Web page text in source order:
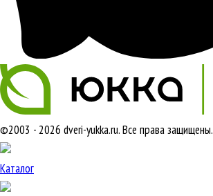
©2003 - 2026 dveri-yukka.ru. Все права защищены.
Каталог